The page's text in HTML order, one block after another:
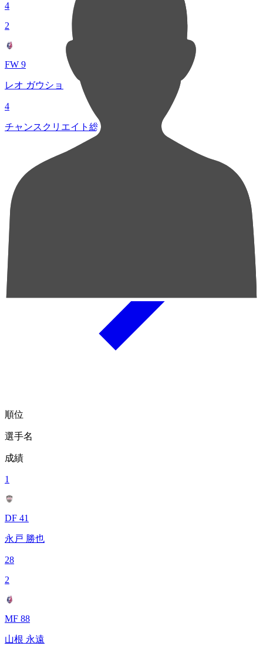
4
2
FW 9
レオ ガウショ
4
チャンスクリエイト総数
順位
選手名
成績
1
DF 41
永戸 勝也
28
2
MF 88
山根 永遠